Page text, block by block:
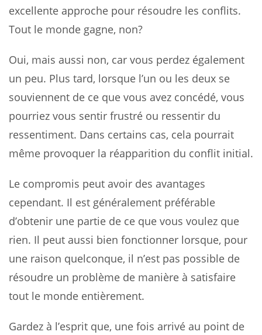
excellente approche pour résoudre les conflits.
Tout le monde gagne, non?
Oui, mais aussi non, car vous perdez également
un peu. Plus tard, lorsque l’un ou les deux se
souviennent de ce que vous avez concédé, vous
pourriez vous sentir frustré ou ressentir du
ressentiment. Dans certains cas, cela pourrait
même provoquer la réapparition du conflit initial.
Le compromis peut avoir des avantages
cependant. Il est généralement préférable
d’obtenir une partie de ce que vous voulez que
rien. Il peut aussi bien fonctionner lorsque, pour
une raison quelconque, il n’est pas possible de
résoudre un problème de manière à satisfaire
tout le monde entièrement.
Gardez à l’esprit que, une fois arrivé au point de